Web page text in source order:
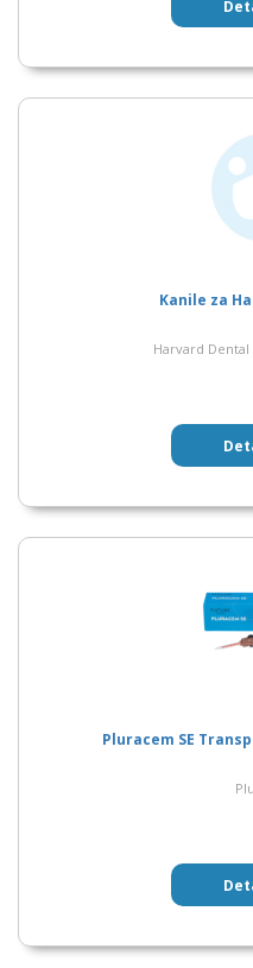
Kanile za
Harvard
Pluracem SE